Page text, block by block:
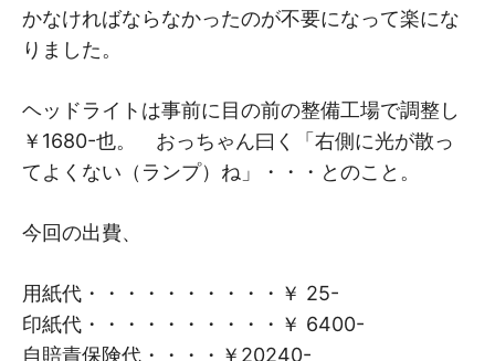
かなければならなかったのが不要になって楽にな
りました。
ヘッドライトは事前に目の前の整備工場で調整し
￥1680-也。 おっちゃん曰く「右側に光が散っ
てよくない（ランプ）ね」・・・とのこと。
今回の出費、
用紙代・・・・・・・・・・￥ 25-
印紙代・・・・・・・・・・￥ 6400-
自賠責保険代・・・・￥20240-